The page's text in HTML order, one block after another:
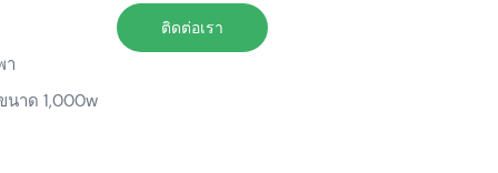
า
าด 1,000w
ติดต่อเรา